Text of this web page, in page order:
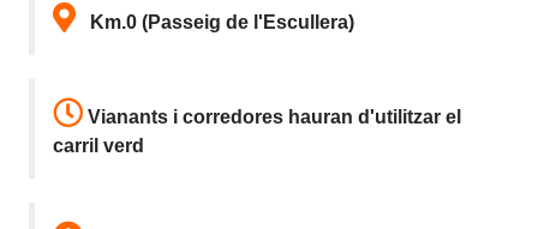
Km.0 (Passeig de l'Escullera)
Vianants i corredores hauran d'utilitzar el
carril verd